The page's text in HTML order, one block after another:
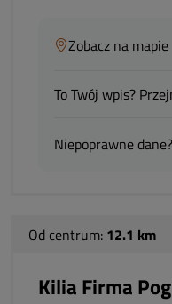
Zobacz na mapie
To Twój wpis?
Niepoprawne dane?
Od centrum: 12.1 km
Kilia Firma